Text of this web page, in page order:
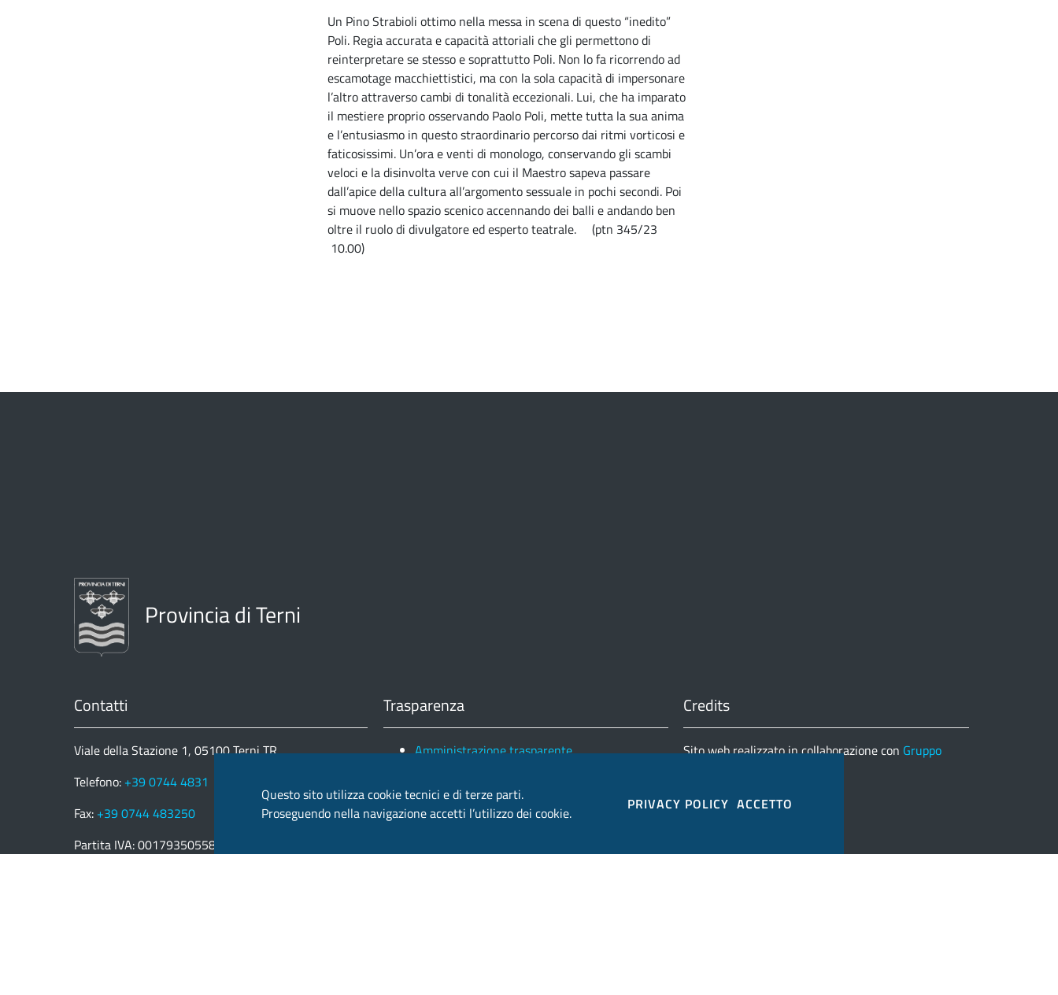
Un Pino Strabioli ottimo nella messa in scena di questo “inedito”
Poli. Regia accurata e capacità attoriali che gli permettono di
reinterpretare se stesso e soprattutto Poli. Non lo fa ricorrendo ad
escamotage macchiettistici, ma con la sola capacità di impersonare
l’altro attraverso cambi di tonalità eccezionali. Lui, che ha imparato
il mestiere proprio osservando Paolo Poli, mette tutta la sua anima
e l’entusiasmo in questo straordinario percorso dai ritmi vorticosi e
faticosissimi. Un’ora e venti di monologo, conservando gli scambi
veloci e la disinvolta verve con cui il Maestro sapeva passare
dall’apice della cultura all’argomento sessuale in pochi secondi. Poi
si muove nello spazio scenico accennando dei balli e andando ben
oltre il ruolo di divulgatore ed esperto teatrale. (ptn 345/23
10.00)
Provincia di Terni
Contatti
Viale della Stazione 1, 05100 Terni TR
Telefono: +39 0744 4831
Fax: +39 0744 483250
Partita IVA: 00179350558
Trasparenza
Amministrazione trasparente
Privacy e Cookies
Credits
Sito web realizzato in collaborazione con Gruppo
Elenco completo credits
Questo sito utilizza cookie tecnici e di terze parti.
Proseguendo nella navigazione accetti l’utilizzo dei cookie.
PRIVACY POLICY ACCETTO